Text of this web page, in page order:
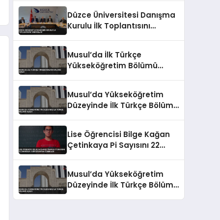
Düzce Üniversitesi Danışma
Kurulu İlk Toplantısını
Musul’da İlk Türkçe
Yükseköğretim Bölümü
Musul’da Yükseköğretim
Düzeyinde İlk Türkçe Bölümü
Lise Öğrencisi Bilge Kağan
Çetinkaya Pi Sayısını 22
Musul’da Yükseköğretim
Düzeyinde İlk Türkçe Bölümü